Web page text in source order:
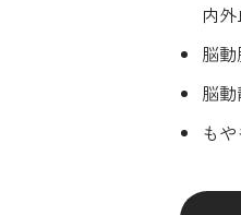
内
脳
脳
も